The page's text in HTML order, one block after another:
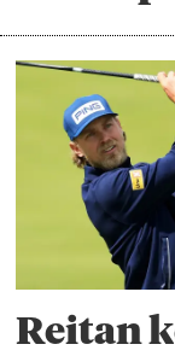
Reitan